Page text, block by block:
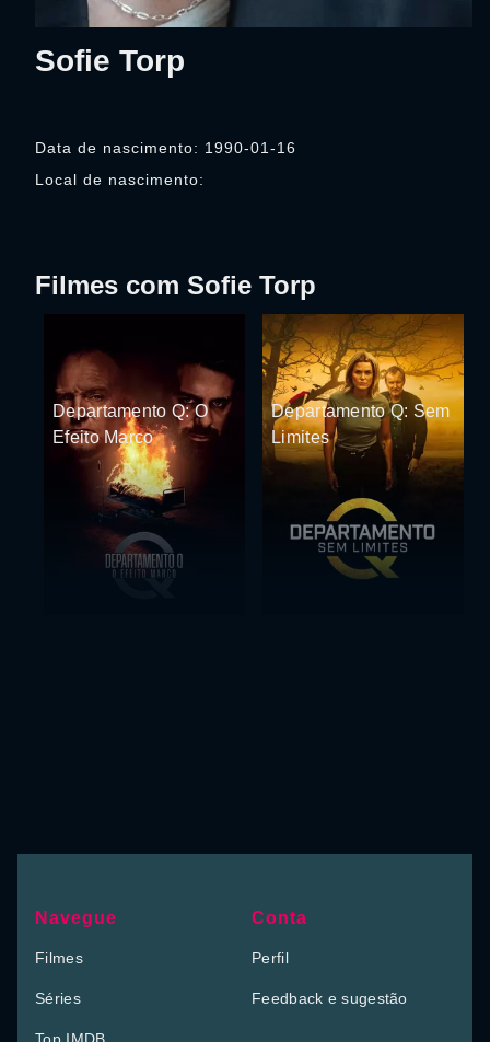
Sofie Torp
Data de nascimento: 1990-01-16
Local de nascimento:
Filmes com Sofie Torp
Departamento Q: O
Efeito Marco
Departamento Q: Sem
Limites
Navegue
Filmes
Séries
Top IMDB
Conta
Perfil
Feedback e sugestão